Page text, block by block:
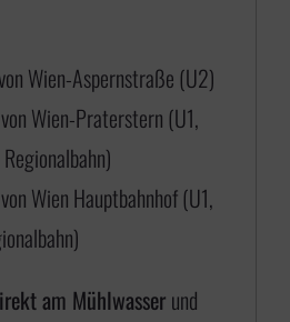
Wien-Aspernstraße (U2)
Wien-Praterstern (U1,
Wien Hauptbahnhof (U1,
am Mühlwasser und